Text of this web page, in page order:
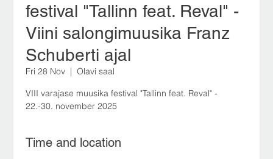
festival "Tallinn feat. Reval" -
Viini salongimuusika Franz
Schuberti ajal
Fri 28 Nov
  |
Olavi saal
VIII varajase muusika festival "Tallinn feat. Reval" -
22.-30. november 2025
Time and location